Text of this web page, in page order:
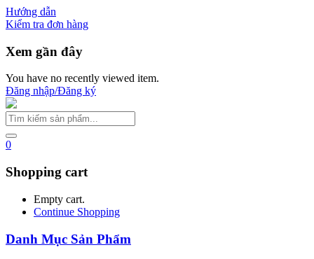
Hướng dẫn
Kiểm tra đơn hàng
Xem gần đây
You have no recently viewed item.
Đăng nhập/Đăng ký
0
Shopping cart
Empty cart.
Continue Shopping
Danh Mục Sản Phẩm